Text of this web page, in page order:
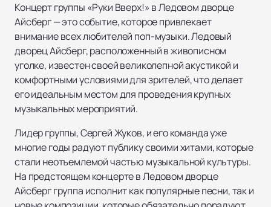
Концерт группы «Руки Вверх!» в Ледовом дворце
Айсберг — это событие, которое привлекает
внимание всех любителей поп-музыки. Ледовый
дворец Айсберг, расположенный в живописном
уголке, известен своей великолепной акустикой и
комфортными условиями для зрителей, что делает
его идеальным местом для проведения крупных
музыкальных мероприятий.
Лидер группы, Сергей Жуков, и его команда уже
многие годы радуют публику своими хитами, которые
стали неотъемлемой частью музыкальной культуры.
На предстоящем концерте в Ледовом дворце
Айсберг группа исполнит как популярные песни, так и